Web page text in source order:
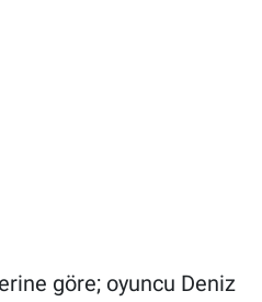
göre; oyuncu Deniz